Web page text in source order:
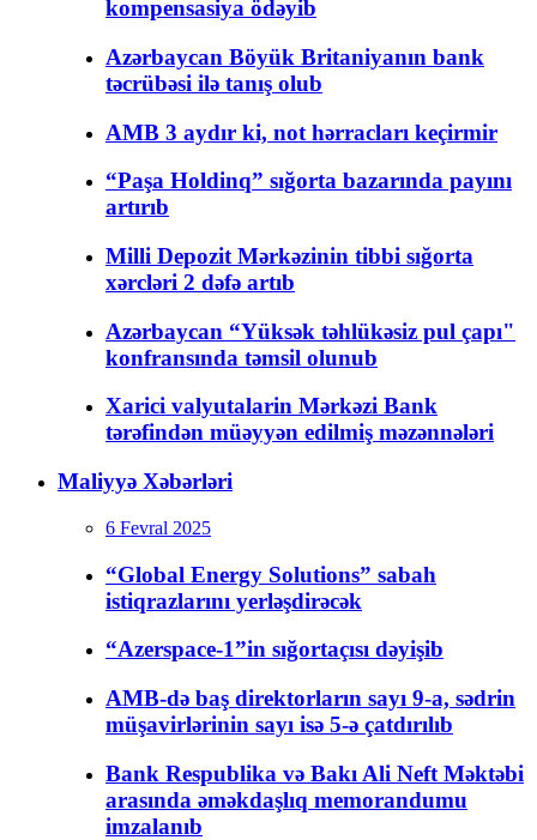
kompensasiya ödəyib
Azərbaycan Böyük Britaniyanın bank
təcrübəsi ilə tanış olub
AMB 3 aydır ki, not hərracları keçirmir
“Paşa Holdinq” sığorta bazarında payını
artırıb
Milli Depozit Mərkəzinin tibbi sığorta
xərcləri 2 dəfə artıb
Azərbaycan “Yüksək təhlükəsiz pul çapı"
konfransında təmsil olunub
Xarici valyutalarin Mərkəzi Bank
tərəfindən müəyyən edilmiş məzənnələri
Maliyyə Xəbərləri
6 Fevral 2025
“Global Energy Solutions” sabah
istiqrazlarını yerləşdirəcək
“Azerspace-1”in sığortaçısı dəyişib
AMB-də baş direktorların sayı 9-a, sədrin
müşavirlərinin sayı isə 5-ə çatdırılıb
Bank Respublika və Bakı Ali Neft Məktəbi
arasında əməkdaşlıq memorandumu
imzalanıb